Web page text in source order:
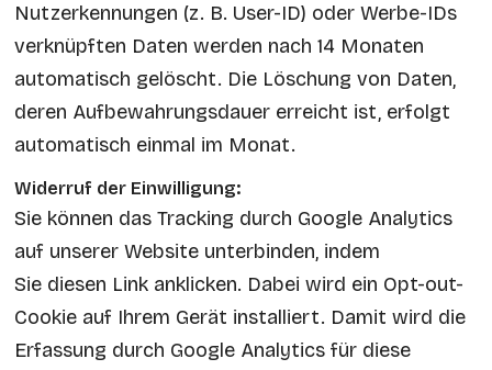
Nutzerkennungen (z. B. User-ID) oder Werbe-IDs
verknüpften Daten werden nach 14 Monaten
automatisch gelöscht. Die Löschung von Daten,
deren Aufbewahrungsdauer erreicht ist, erfolgt
automatisch einmal im Monat.
Widerruf der Einwilligung:
Sie können das Tracking durch Google Analytics
auf unserer Website unterbinden, indem
Sie diesen Link anklicken. Dabei wird ein Opt-out-
Cookie auf Ihrem Gerät installiert. Damit wird die
Erfassung durch Google Analytics für diese